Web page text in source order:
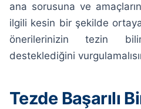
ana sorusuna ve
ilgili kesin bir şekilde
önerilerinizin tezin
desteklediğini
Tezde Başarılı